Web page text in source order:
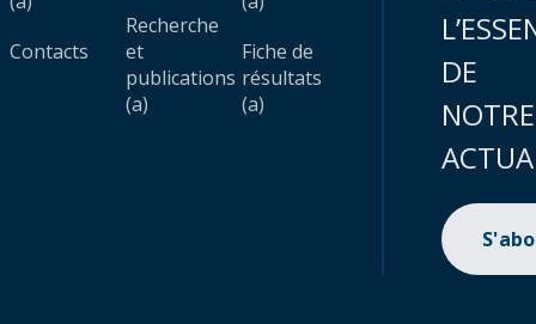
Contacts
Recherche
et
publications
(a)
Fiche de
résultats
(a)
DE
NOTRE